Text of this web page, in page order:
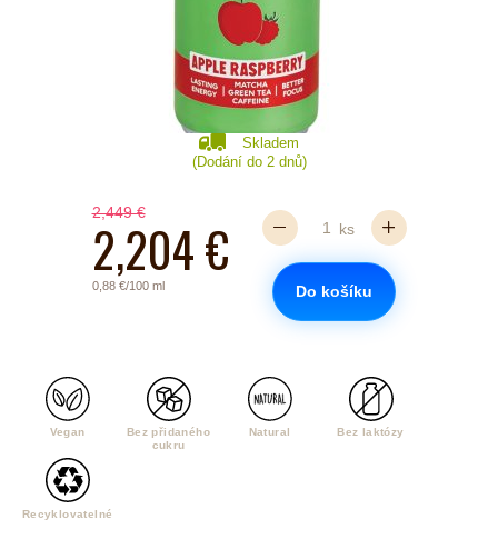
Skladem
(Dodání do 2 dnů)
2,449 €
2,204 €
0,88 €/100 ml
ks
Do košíku
Vegan
Bez přidaného
cukru
Natural Bez laktózy
Recyklovatelné